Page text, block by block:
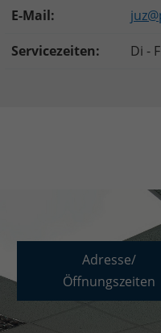
E-Mail:
Servicezeiten:
Di -
Adresse/
Öffnungszeiten